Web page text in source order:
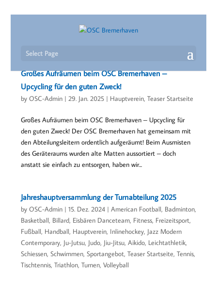
Select Page
Großes Aufräumen beim OSC Bremerhaven –
Upcycling für den guten Zweck!
by OSC-Admin| 29. Jan. 2025| Hauptverein, Teaser Startseite
Großes Aufräumen beim OSC Bremerhaven – Upcycling für
den guten Zweck! Der OSC Bremerhaven hat gemeinsam mit
den Abteilungsleitern ordentlich aufgeräumt! Beim Ausmisten
des Geräteraums wurden alte Matten aussortiert – doch
anstatt sie einfach zu entsorgen, haben wir...
Jahreshauptversammlung der Turnabteilung 2025
by OSC-Admin| 15. Dez. 2024| American Football, Badminton,
Basketball, Billard, Eisbären Danceteam, Fitness, Freizeitsport,
Fußball, Handball, Hauptverein, Inlinehockey, Jazz Modern
Contemporary, Ju-Jutsu, Judo, Jiu-Jitsu, Aikido, Leichtathletik,
Schiessen, Schwimmen, Sportangebot, Teaser Startseite, Tennis,
Tischtennis, Triathlon, Turnen, Volleyball